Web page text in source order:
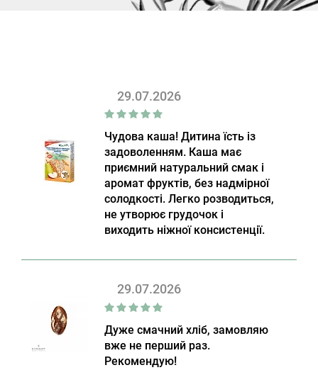
29.07.2026
Чудова каша! Дитина їсть із
задоволенням. Каша має
приємний натуральний смак і
аромат фруктів, без надмірної
солодкості. Легко розводиться,
не утворює грудочок і
виходить ніжної консистенції.
29.07.2026
Дуже смачний хліб, замовляю
вже не перший раз.
Рекомендую!